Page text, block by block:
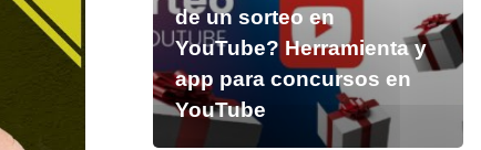
de un sorteo en
YouTube? Herramienta y
app para concursos en
YouTube